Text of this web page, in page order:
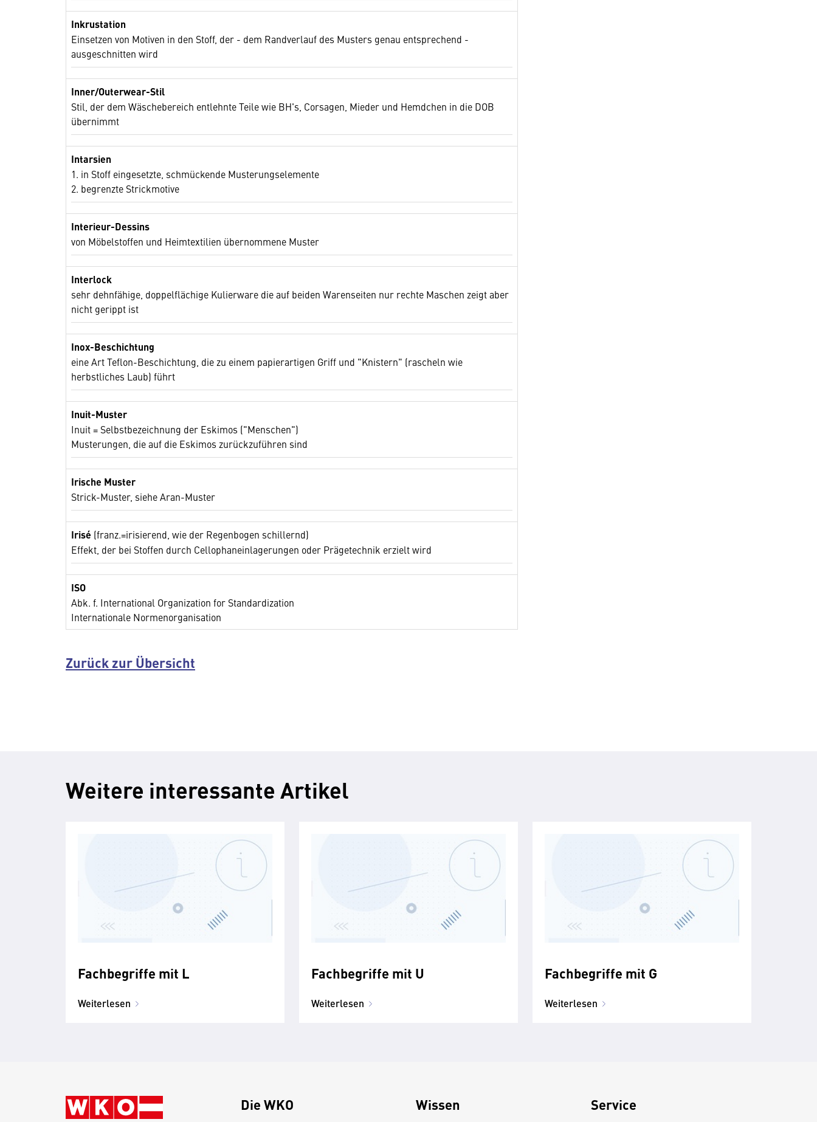
Inkrustation
Einsetzen von Motiven in den Stoff, der - dem Randverlauf des Musters genau entsprechend -
ausgeschnitten wird
Inner/Outerwear-Stil
Stil, der dem Wäschebereich entlehnte Teile wie BH's, Corsagen, Mieder und Hemdchen in die DOB
übernimmt
Intarsien
1. in Stoff eingesetzte, schmückende Musterungselemente
2. begrenzte Strickmotive
Interieur-Dessins
von Möbelstoffen und Heimtextilien übernommene Muster
Interlock
sehr dehnfähige, doppelflächige Kulierware die auf beiden Warenseiten nur rechte Maschen zeigt aber
nicht gerippt ist
Inox-Beschichtung
eine Art Teflon-Beschichtung, die zu einem papierartigen Griff und "Knistern" (rascheln wie
herbstliches Laub) führt
Inuit-Muster
Inuit = Selbstbezeichnung der Eskimos ("Menschen")
Musterungen, die auf die Eskimos zurückzuführen sind
Irische Muster
Strick-Muster, siehe Aran-Muster
Irisé (franz.=irisierend, wie der Regenbogen schillernd)
Effekt, der bei Stoffen durch Cellophaneinlagerungen oder Prägetechnik erzielt wird
ISO
Abk. f. International Organization for Standardization
Internationale Normenorganisation
Zurück zur Übersicht
Weitere interessante Artikel
Fachbegriffe mit L
Weiterlesen
Fachbegriffe mit U
Weiterlesen
Fachbegriffe mit G
Weiterlesen
Die WKO Wissen Service